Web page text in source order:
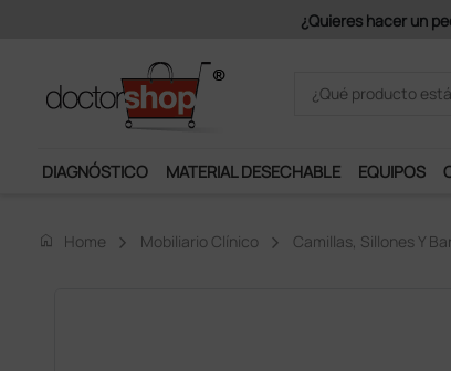
¿Quieres hacer un
DIAGNÓSTICO MATERIAL DESECHABLE EQUIPOS
home Home Mobiliario Clínico Camillas, Sillones Y